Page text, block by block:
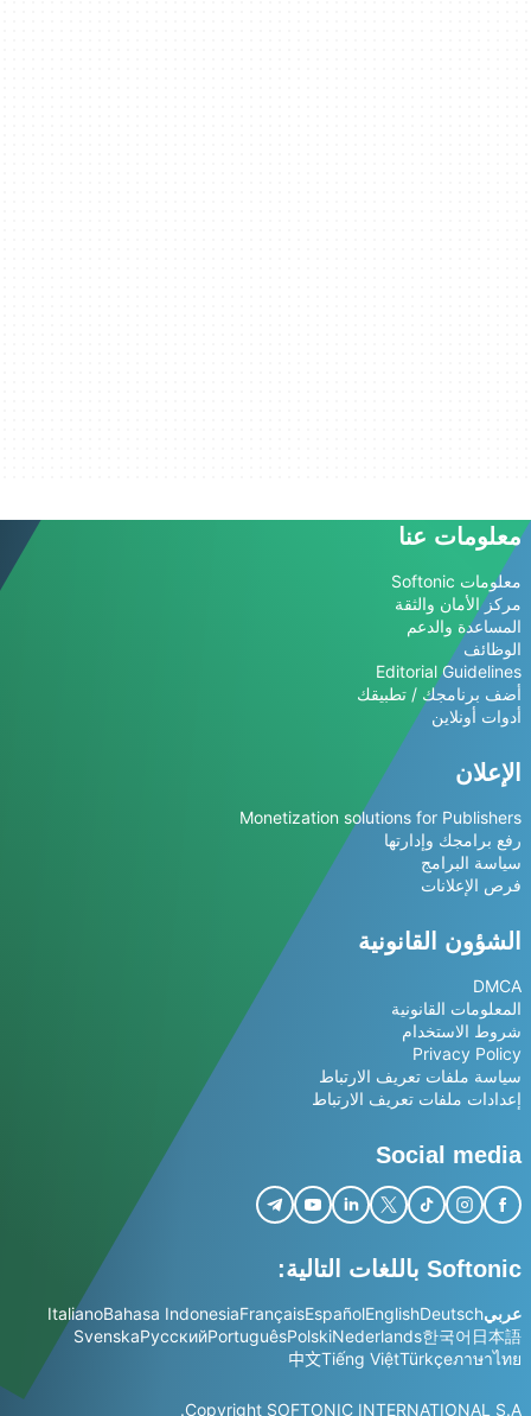
معلومات عنا
معلومات Softonic
مركز الأمان والثقة
المساعدة والدعم
الوظائف
Editorial Guidelines
أضف برنامجك / تطبيقك
أدوات أونلاين
الإعلان
Monetization solutions for Publishers
رفع برامجك وإدارتها
سياسة البرامج
فرص الإعلانات
الشؤون القانونية
DMCA
المعلومات القانونية
شروط الاستخدام
Privacy Policy
سياسة ملفات تعريف الارتباط
إعدادات ملفات تعريف الارتباط
Social media
Softonic باللغات التالية:
عربيDeutsch
English
Español
Français
Bahasa Indonesia
Italiano
日本語
한국어
Nederlands
Polski
Português
Русский
Svenska
ภาษาไทย
Türkçe
Tiếng Việt
中文
Copyright SOFTONIC INTERNATIONAL S.A.